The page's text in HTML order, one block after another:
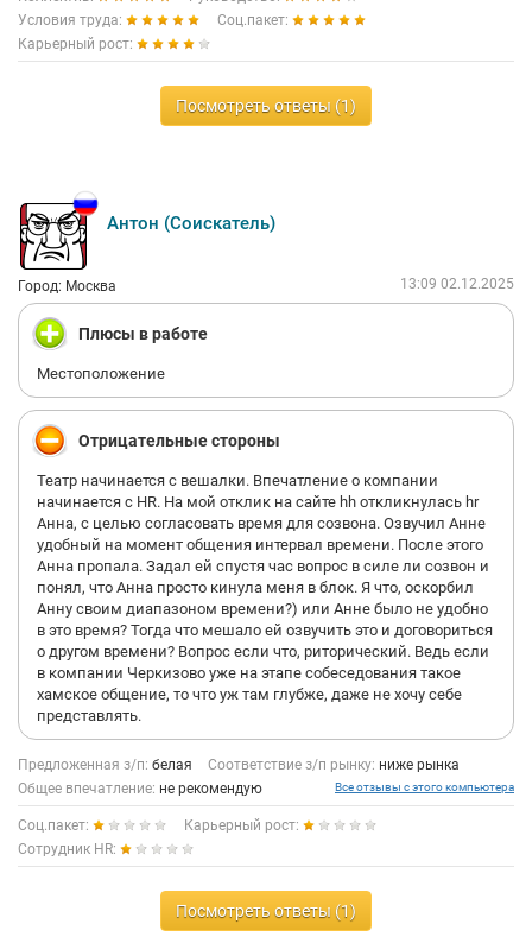
Условия труда:
Соц.пакет:
Карьерный рост:
Посмотреть ответы (1)
Антон (Соискатель)
Город: Москва 13:09 02.12.2025
Плюсы в работе
Местоположение
Отрицательные стороны
Театр начинается с вешалки. Впечатление о компании
начинается с HR. На мой отклик на сайте hh откликнулась hr
Анна, с целью согласовать время для созвона. Озвучил Анне
удобный на момент общения интервал времени. После этого
Анна пропала. Задал ей спустя час вопрос в силе ли созвон и
понял, что Анна просто кинула меня в блок. Я что, оскорбил
Анну своим диапазоном времени?) или Анне было не удобно
в это время? Тогда что мешало ей озвучить это и договориться
о другом времени? Вопрос если что, риторический. Ведь если
в компании Черкизово уже на этапе собеседования такое
хамское общение, то что уж там глубже, даже не хочу себе
представлять.
Предложенная з/п: белая Соответствие з/п рынку: ниже рынка
Общее впечатление: не рекомендую Все отзывы с этого компьютера
Соц.пакет:
Карьерный рост:
Сотрудник HR:
Посмотреть ответы (1)